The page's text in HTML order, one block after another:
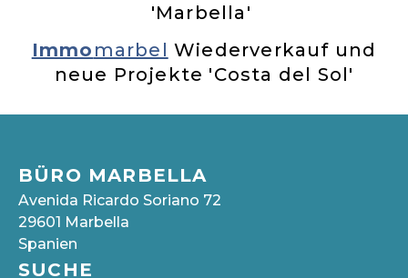
'Marbella'
Immo marbel Wiederverkauf und
neue Projekte 'Costa del Sol'
BÜRO MARBELLA
Avenida Ricardo Soriano 72
29601 Marbella
Spanien
SUCHE